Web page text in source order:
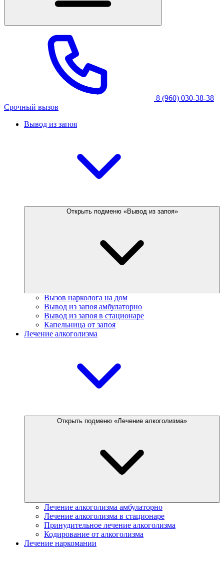
8 (960) 030-38-38
Срочный вызов
Вывод из запоя
Открыть подменю «Вывод из запоя»
Вызов нарколога на дом
Вывод из запоя амбулаторно
Вывод из запоя в стационаре
Капельница от запоя
Лечение алкоголизма
Открыть подменю «Лечение алкоголизма»
Лечение алкоголизма амбулаторно
Лечение алкоголизма в стационаре
Принудительное лечение алкоголизма
Кодирование от алкоголизма
Лечение наркомании